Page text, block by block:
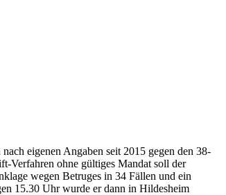
eigenen Angaben seit 2015 gegen den 38-
Verfahren ohne gültiges Mandat soll der
wegen Betruges in 34 Fällen und ein
15.30 Uhr wurde er dann in Hildesheim